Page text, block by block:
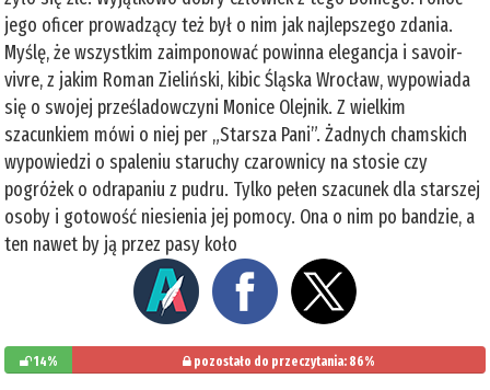
jego oficer prowadzący też był o nim jak najlepszego zdania.
Myślę, że wszystkim zaimponować powinna elegancja i savoir-
vivre, z jakim Roman Zieliński, kibic Śląska Wrocław, wypowiada
się o swojej prześladowczyni Monice Olejnik. Z wielkim
szacunkiem mówi o niej per „Starsza Pani”. Żadnych chamskich
wypowiedzi o spaleniu staruchy czarownicy na stosie czy
pogróżek o odrapaniu z pudru. Tylko pełen szacunek dla starszej
osoby i gotowość niesienia jej pomocy. Ona o nim po bandzie, a
ten nawet by ją przez pasy koło
14% pozostało do przeczytania: 86%